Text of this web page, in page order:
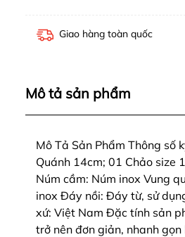
Giao hàng toàn quốc
Mô tả sản phẩm
Mô Tả Sản Phẩm Thông số
Quánh 14cm; 01 Chảo size
Núm cầm: Núm inox Vung
inox Đáy nồi: Đáy từ, sử
xứ: Việt Nam Đặc tính sản
trở nên đơn giản, nhanh